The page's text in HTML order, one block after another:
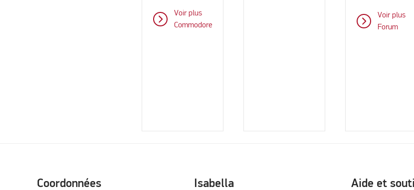
Voir plus
Commodore
Voir plus
Forum
Coordonnées Isabella Aide et